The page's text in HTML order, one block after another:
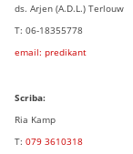
ds. Arjen (A.D.L.) Terlouw
T: 06-18355778
email: predikant
Scriba:
Ria Kamp
T: 079 3610318